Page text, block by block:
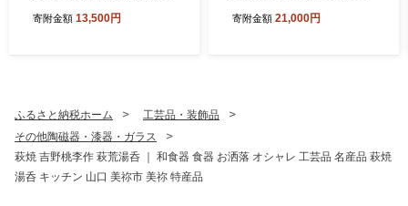
末まで順次発送 ＞ ｜ 精米 新
寄附金額 13,500円
カット香 白ワイン感覚 日本
寄附金額 21,000円
ふるさと納税ホーム
工芸品・装飾品
その他陶磁器・漆器・ガラス
萩焼 吉野桃李作 萩荒湯呑 ｜ 和食器 食器 お洒落 オシャレ 工芸品 名産品 萩焼
湯呑 キッチン 山口 美祢市 美祢 特産品